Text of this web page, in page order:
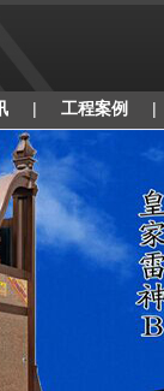
| 工程案例 |